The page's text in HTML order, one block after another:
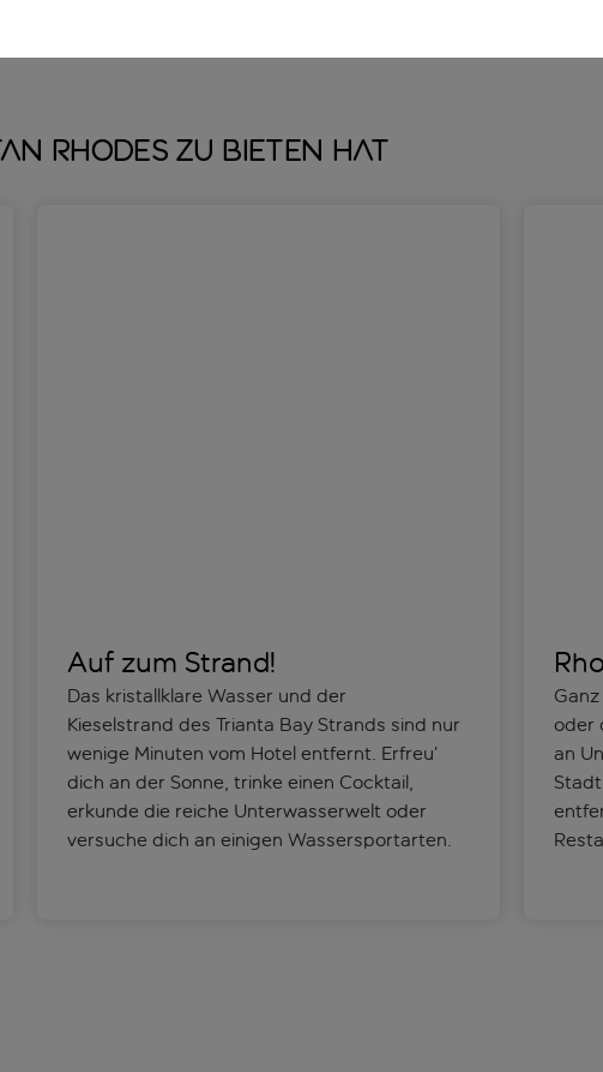
die sich auspowern wollen.
Rhodes zu bieten hat
Auf zum Strand!
Das kristallklare Wasser und der
Kieselstrand des Trianta Bay Strands sind nur
wenige Minuten vom Hotel entfernt. Erfreu’
dich an der Sonne, trinke einen Cocktail,
erkunde die reiche Unterwasserwelt oder
versuche dich an einigen Wassersportarten.
oder
an